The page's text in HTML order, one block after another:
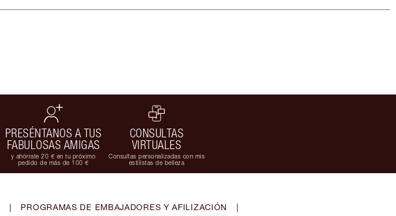
PRESÉNTANOS A TUS
FABULOSAS AMIGAS
y ahórrate 20 € en tu próximo
pedido de más de 100 €
CONSULTAS
VIRTUALES
Consultas personalizadas con mis
estilistas de belleza
| PROGRAMAS DE EMBAJADORES Y AFILIZACIÓN |